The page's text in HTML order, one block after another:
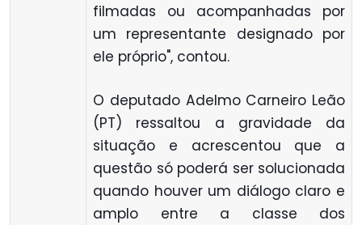
filmadas ou acompanhadas por
um representante designado por
ele próprio", contou.
O deputado Adelmo Carneiro Leão
(PT) ressaltou a gravidade da
situação e acrescentou que a
questão só poderá ser solucionada
quando houver um diálogo claro e
amplo entre a classe dos